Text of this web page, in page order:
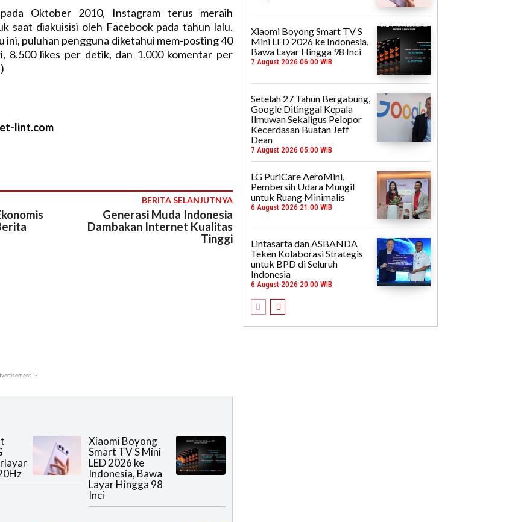
Oktober 2010, Instagram terus meraih
saat diakuisisi oleh Facebook pada tahun lalu.
ini, puluhan pengguna diketahui mem-posting 40
8.500 likes per detik, dan 1.000 komentar per
)
lint.com
BERITA SELANJUTNYA
Generasi Muda Indonesia
Dambakan Internet Kualitas
Tinggi
1-
Xiaomi Boyong
Smart TV S Mini
LED 2026 ke
Indonesia, Bawa
Layar Hingga 98
Inci
Xiaomi Boyong Smart TV S
Mini LED 2026 ke Indonesia,
Bawa Layar Hingga 98 Inci
7 August 2026 06:00 WIB
Setelah 27 Tahun Bergabung,
Google Ditinggal Kepala
Ilmuwan Sekaligus Pelopor
Kecerdasan Buatan Jeff
Dean
7 August 2026 05:00 WIB
LG PuriCare AeroMini,
Pembersih Udara Mungil
untuk Ruang Minimalis
6 August 2026 21:00 WIB
Lintasarta dan ASBANDA
Teken Kolaborasi Strategis
untuk BPD di Seluruh
Indonesia
6 August 2026 20:00 WIB